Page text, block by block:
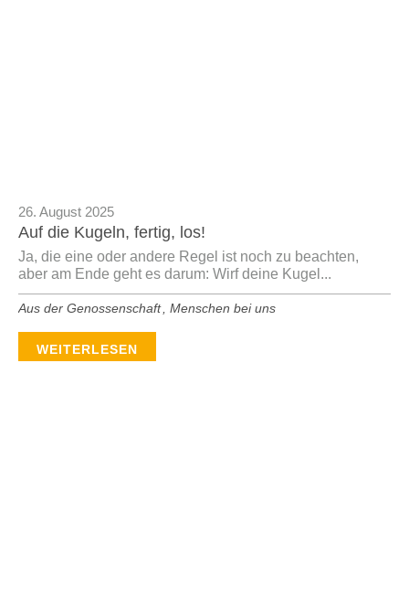
26. August 2025
Auf die Kugeln, fertig, los!
Ja, die eine oder andere Regel ist noch zu beachten,
aber am Ende geht es darum: Wirf deine Kugel...
Aus der Genossenschaft ,Menschen bei uns
WEITERLESEN